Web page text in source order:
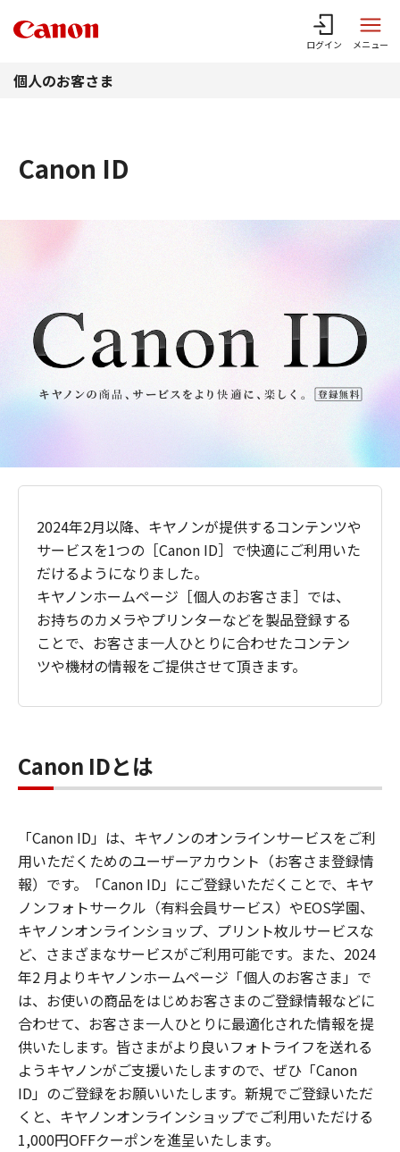
ログイン メニュー
個人のお客さま
Canon ID
2024年2月以降、キヤノンが提供するコンテンツや
サービスを1つの［Canon ID］で快適にご利用いた
だけるようになりました。
キヤノンホームページ［個人のお客さま］では、
お持ちのカメラやプリンターなどを製品登録する
ことで、お客さま一人ひとりに合わせたコンテン
ツや機材の情報をご提供させて頂きます。
Canon IDとは
「Canon ID」は、キヤノンのオンラインサービスをご利
用いただくためのユーザーアカウント（お客さま登録情
報）です。「Canon ID」にご登録いただくことで、キヤ
ノンフォトサークル（有料会員サービス）やEOS学園、
キヤノンオンラインショップ、プリント枚ルサービスな
ど、さまざまなサービスがご利用可能です。また、2024
年2 月よりキヤノンホームページ「個人のお客さま」で
は、お使いの商品をはじめお客さまのご登録情報などに
合わせて、お客さま一人ひとりに最適化された情報を提
供いたします。皆さまがより良いフォトライフを送れる
ようキヤノンがご支援いたしますので、ぜひ「Canon
ID」のご登録をお願いいたします。新規でご登録いただ
くと、キヤノンオンラインショップでご利用いただける
1,000円OFFクーポンを進呈いたします。